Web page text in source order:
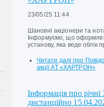
23/05/25 11:44
Шановні акціонери та
Інформуємо, що
установу, яка веде облік
Читати далі про
акції АТ «ХАРТРОН»
Інформація про
дистанційно